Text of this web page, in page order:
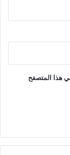
هذا المتصفح